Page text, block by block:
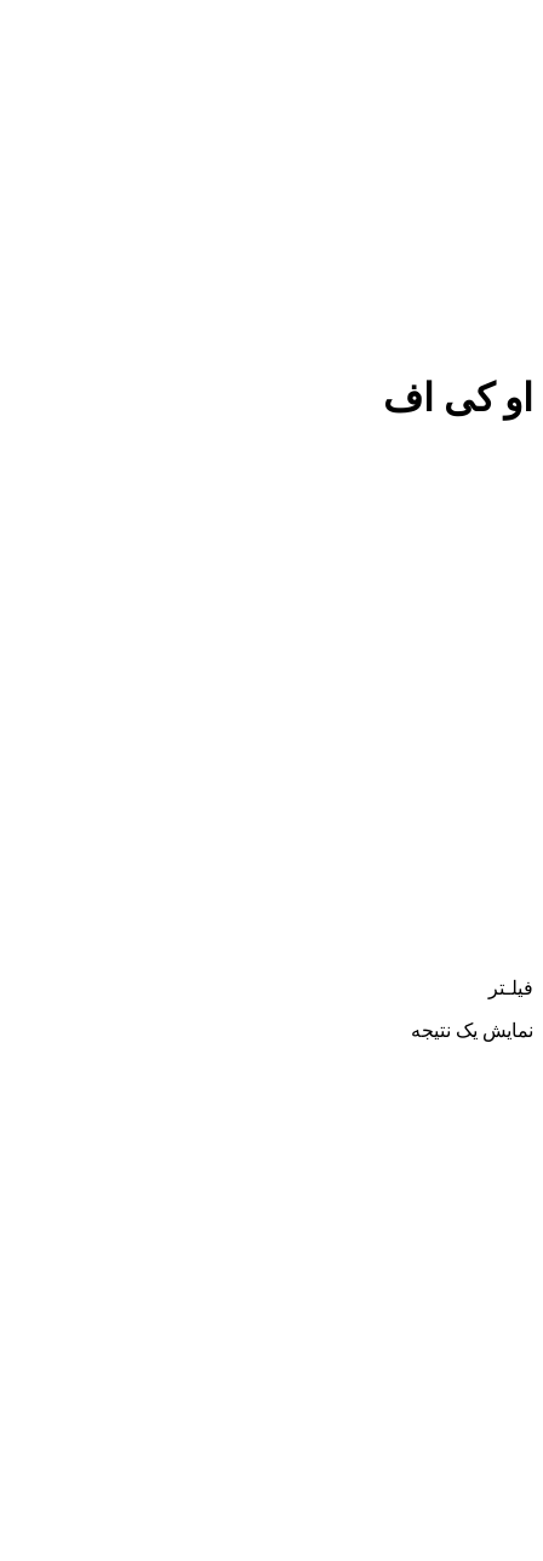
او کی اف
فیلـتر
نمایش یک نتیجه